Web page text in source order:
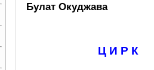
Булат Окуджава
Ц И Р К